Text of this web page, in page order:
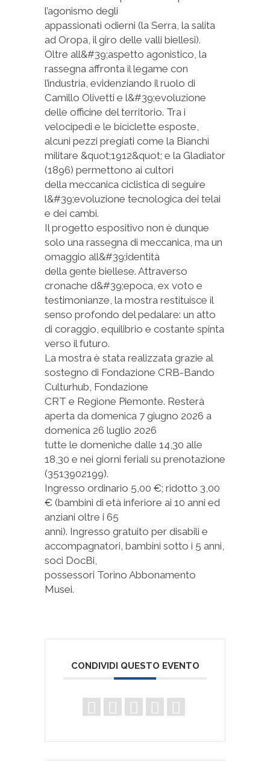
l’agonismo degli
appassionati odierni (la Serra, la salita
ad Oropa, il giro delle valli biellesi).
Oltre all&#39;aspetto agonistico, la
rassegna affronta il legame con
l’industria, evidenziando il ruolo di
Camillo Olivetti e l&#39;evoluzione
delle officine del territorio. Tra i
velocipedi e le biciclette esposte,
alcuni pezzi pregiati come la Bianchi
militare &quot;1912&quot; e la Gladiator
(1896) permettono ai cultori
della meccanica ciclistica di seguire
l&#39;evoluzione tecnologica dei telai
e dei cambi.
Il progetto espositivo non è dunque
solo una rassegna di meccanica, ma un
omaggio all&#39;identità
della gente biellese. Attraverso
cronache d&#39;epoca, ex voto e
testimonianze, la mostra restituisce il
senso profondo del pedalare: un atto
di coraggio, equilibrio e costante spinta
verso il futuro.
La mostra è stata realizzata grazie al
sostegno di Fondazione CRB-Bando
Culturhub, Fondazione
CRT e Regione Piemonte. Resterà
aperta da domenica 7 giugno 2026 a
domenica 26 luglio 2026
tutte le domeniche dalle 14,30 alle
18,30 e nei giorni feriali su prenotazione
(3513902199).
Ingresso ordinario 5,00 €; ridotto 3,00
€ (bambini di età inferiore ai 10 anni ed
anziani oltre i 65
anni). Ingresso gratuito per disabili e
accompagnatori, bambini sotto i 5 anni,
soci DocBi,
possessori Torino Abbonamento
Musei.
CONDIVIDI QUESTO EVENTO